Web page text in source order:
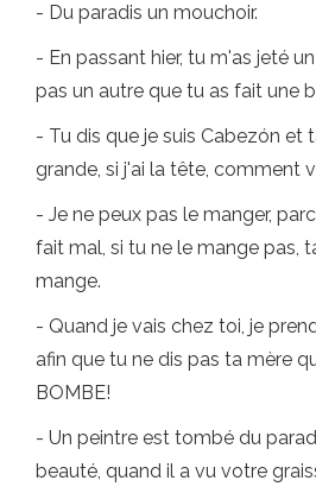
- Du paradis un mouchoir.
- En passant hier, tu m'as jeté
pas un autre que tu as fait une
- Tu dis que je suis Cabezón et
grande, si j'ai la tête, comment
- Je ne peux pas le manger,
fait mal, si tu ne le mange pas,
mange.
- Quand je vais chez toi, je
afin que tu ne dis pas ta mère
BOMBE!
- Un peintre est tombé du
beauté, quand il a vu votre